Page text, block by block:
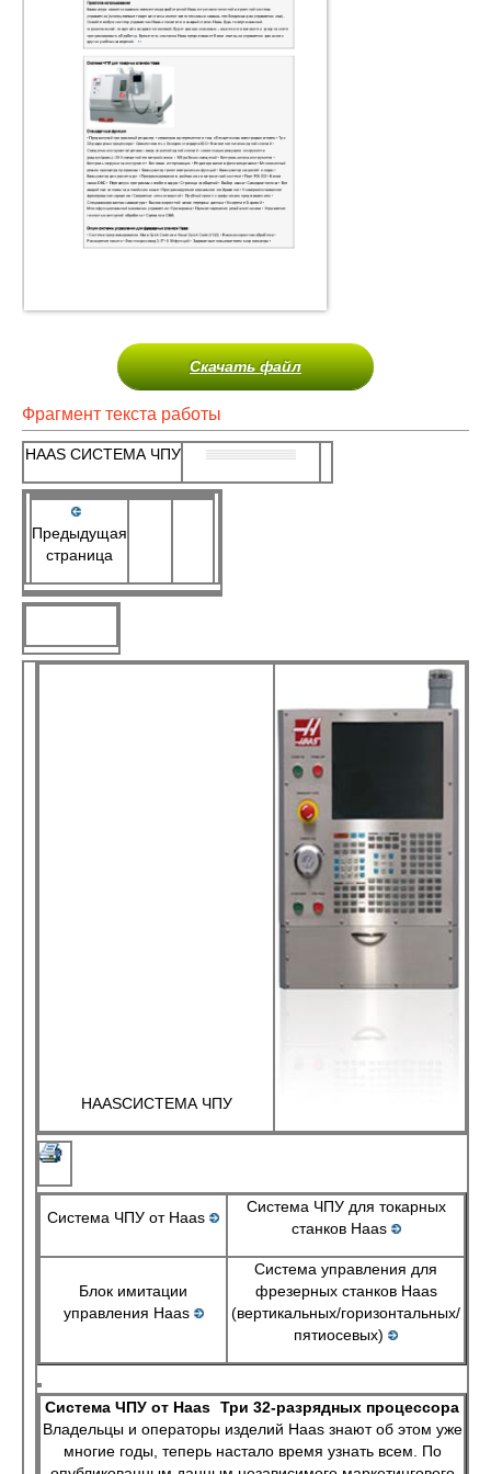
Скачать файл
Фрагмент текста работы
HAAS СИСТЕМА ЧПУ
Предыдущая
страница
HAASСИСТЕМА ЧПУ
Система ЧПУ от Haas
Система ЧПУ для токарных
станков Haas
Блок имитации
управления Haas
Система управления для
фрезерных станков Haas
(вертикальных/горизонтальных/
пятиосевых)
Система ЧПУ от Haas Три 32-разрядных процессора
Владельцы и операторы изделий Haas знают об этом уже
многие годы, теперь настало время узнать всем. По